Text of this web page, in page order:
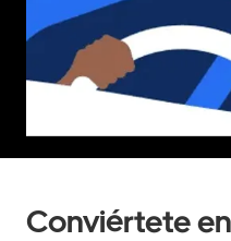
Conviértete